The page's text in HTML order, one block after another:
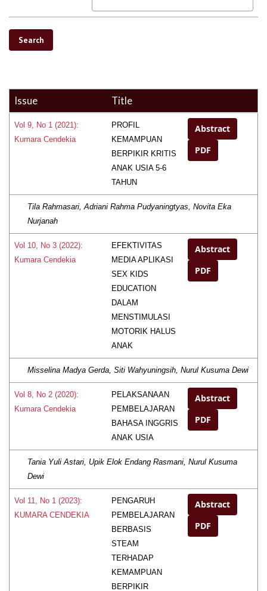
Issue Title
Vol 9, No 1 (2021):
Kumara Cendekia
PROFIL
KEMAMPUAN
BERPIKIR KRITIS
ANAK USIA 5-6
TAHUN
Abstract
PDF
Tila Rahmasari, Adriani Rahma Pudyaningtyas, Novita Eka
Nurjanah
Vol 10, No 3 (2022):
Kumara Cendekia
EFEKTIVITAS
MEDIA APLIKASI
SEX KIDS
EDUCATION
DALAM
MENSTIMULASI
MOTORIK HALUS
ANAK
Abstract
PDF
Misselina Madya Gerda, Siti Wahyuningsih, Nurul Kusuma Dewi
Vol 8, No 2 (2020):
Kumara Cendekia
PELAKSANAAN
PEMBELAJARAN
BAHASA INGGRIS
ANAK USIA
Abstract
PDF
Tania Yuli Astari, Upik Elok Endang Rasmani, Nurul Kusuma
Dewi
Vol 11, No 1 (2023):
KUMARA CENDEKIA
PENGARUH
PEMBELAJARAN
BERBASIS
STEAM
TERHADAP
KEMAMPUAN
BERPIKIR
Abstract
PDF